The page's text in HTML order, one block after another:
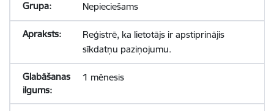
Nepieciešams
Reģistrē, ka lietotājs ir apstiprinājis
sīkdatņu paziņojumu.
1 mēnesis